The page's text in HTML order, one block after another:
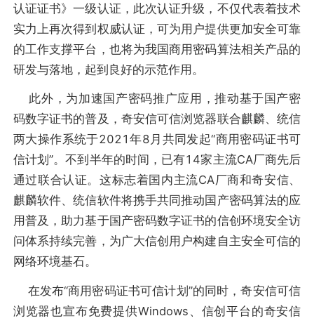
认证证书》一级认证，此次认证升级，不仅代表着技术
实力上再次得到权威认证，可为用户提供更加安全可靠
的工作支撑平台，也将为我国商用密码算法相关产品的
研发与落地，起到良好的示范作用。
此外，为加速国产密码推广应用，推动基于国产密
码数字证书的普及，奇安信可信浏览器联合麒麟、统信
两大操作系统于2021年8月共同发起“商用密码证书可
信计划”。不到半年的时间，已有14家主流CA厂商先后
通过联合认证。这标志着国内主流CA厂商和奇安信、
麒麟软件、统信软件将携手共同推动国产密码算法的应
用普及，助力基于国产密码数字证书的信创环境安全访
问体系持续完善，为广大信创用户构建自主安全可信的
网络环境基石。
在发布“商用密码证书可信计划”的同时，奇安信可信
浏览器也宣布免费提供Windows、信创平台的奇安信